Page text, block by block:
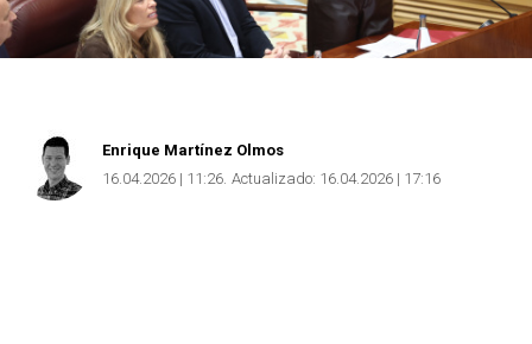
Enrique Martínez Olmos
16.04.2026 | 11:26 Actualizado: 16.04.2026 | 17:16